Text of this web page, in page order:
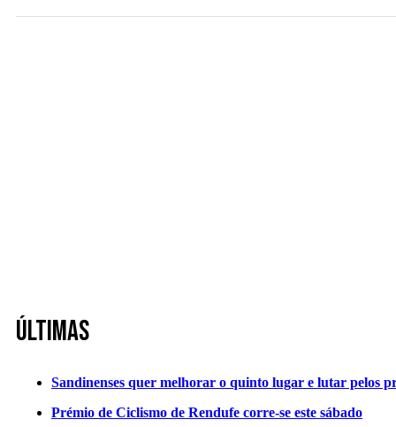
Últimas
Sandinenses quer melhorar o quinto lugar e lutar pelos
Prémio de Ciclismo de Rendufe corre-se este sábado